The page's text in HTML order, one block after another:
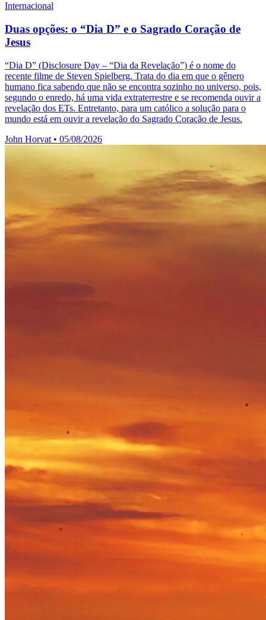
Internacional
Duas opções: o “Dia D” e o Sagrado Coração de
Jesus
“Dia D” (Disclosure Day – “Dia da Revelação”) é o nome do
recente filme de Steven Spielberg. Trata do dia em que o gênero
humano fica sabendo que não se encontra sozinho no universo, pois,
segundo o enredo, há uma vida extraterrestre e se recomenda ouvir a
revelação dos ETs. Entretanto, para um católico a solução para o
mundo está em ouvir a revelação do Sagrado Coração de Jesus.
John Horvat • 05/08/2026